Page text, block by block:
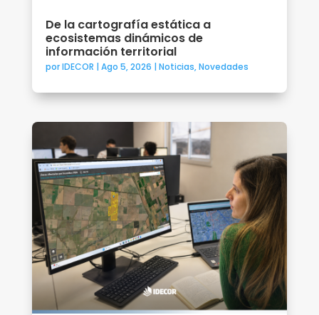
De la cartografía estática a
ecosistemas dinámicos de
información territorial
porIDECOR | Ago 5, 2026 | Noticias,Novedades